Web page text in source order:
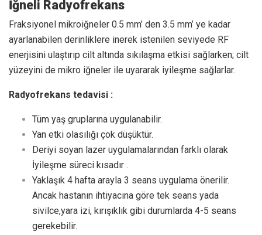
İğneli Radyofrekans
Fraksiyonel mikroiğneler 0.5 mm’ den 3.5 mm’ ye kadar
ayarlanabilen derinliklere inerek istenilen seviyede RF
enerjisini ulaştırıp cilt altında sıkılaşma etkisi sağlarken; cilt
yüzeyini de mikro iğneler ile uyararak iyileşme sağlarlar.
Radyofrekans tedavisi :
Tüm yaş gruplarına uygulanabilir.
Yan etki olasılığı çok düşüktür.
Deriyi soyan lazer uygulamalarından farklı olarak
İyileşme süreci kısadır .
Yaklaşık 4 hafta arayla 3 seans uygulama önerilir.
Ancak hastanın ihtiyacına göre tek seans yada
sivilce,yara izi, kırışıklık gibi durumlarda 4-5 seans
gerekebilir.